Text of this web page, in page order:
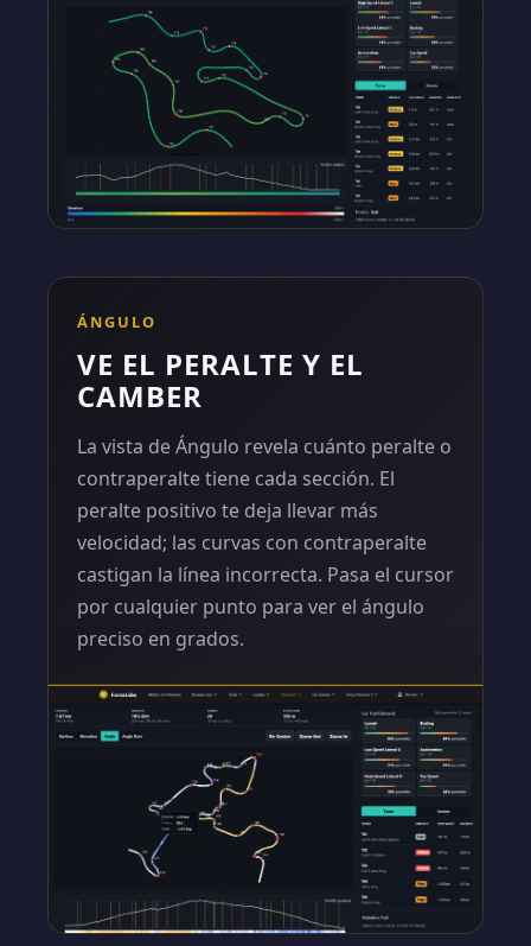
ÁNGULO
VE EL PERALTE Y EL
CAMBER
La vista de Ángulo revela cuánto peralte o
contraperalte tiene cada sección. El
peralte positivo te deja llevar más
velocidad; las curvas con contraperalte
castigan la línea incorrecta. Pasa el cursor
por cualquier punto para ver el ángulo
preciso en grados.